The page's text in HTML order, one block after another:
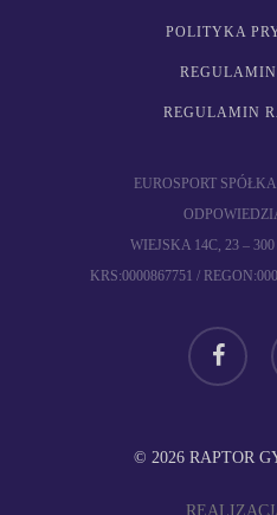
POLITYKA
REGULAMIN
EUROSPORT
WIEJSKA 14C, 23 –
KRS:0000867751 /
facebook
© 2026 RAPTOR